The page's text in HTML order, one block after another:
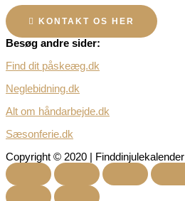
KONTAKT OS HER
Besøg andre sider:
Find dit påskeæg.dk
Neglebidning.dk
Alt om håndarbejde.dk
Sæsonferie.dk
Copyright © 2020 | Finddinjulekalender